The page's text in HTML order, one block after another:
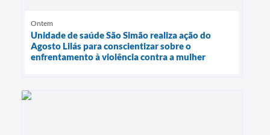
Ontem
Unidade de saúde São Simão realiza ação do
Agosto Lilás para conscientizar sobre o
enfrentamento à violência contra a mulher